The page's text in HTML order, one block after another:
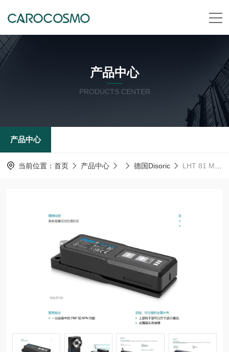
产品中心
PRODUCTS CENTER
产品中心
当前位置： 首页 产品中心 德国Disoric LHT 81 M 400 G4L-IBS德国德森瑞 Disoric 传感器